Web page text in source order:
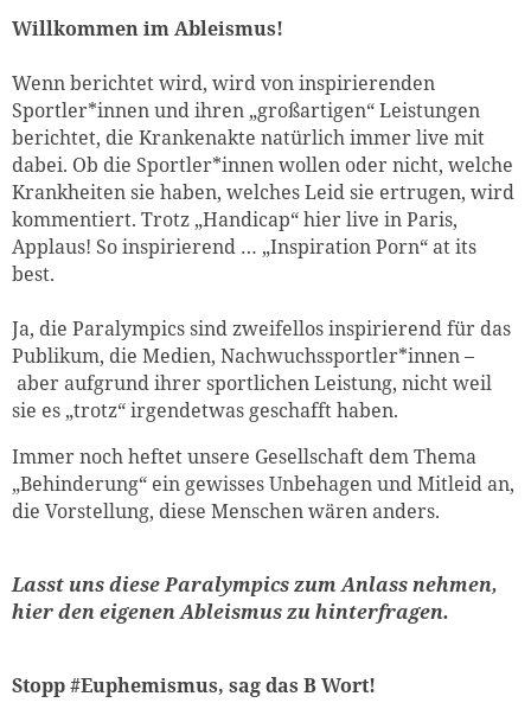
Willkommen im Ableismus!
Wenn berichtet wird, wird von inspirierenden
Sportler*innen und ihren „großartigen“ Leistungen
berichtet, die Krankenakte natürlich immer live mit
dabei. Ob die Sportler*innen wollen oder nicht, welche
Krankheiten sie haben, welches Leid sie ertrugen, wird
kommentiert. Trotz „Handicap“ hier live in Paris,
Applaus! So inspirierend … „Inspiration Porn“ at its
best.
Ja, die Paralympics sind zweifellos inspirierend für das
Publikum, die Medien, Nachwuchssportler*innen –
aber aufgrund ihrer sportlichen Leistung, nicht weil
sie es „trotz“ irgendetwas geschafft haben.
Immer noch heftet unsere Gesellschaft dem Thema
„Behinderung“ ein gewisses Unbehagen und Mitleid an,
die Vorstellung, diese Menschen wären anders.
Lasst uns diese Paralympics zum Anlass nehmen,
hier den eigenen Ableismus zu hinterfragen.
Stopp #Euphemismus, sag das B Wort!